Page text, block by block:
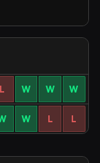
L W W W
W L L